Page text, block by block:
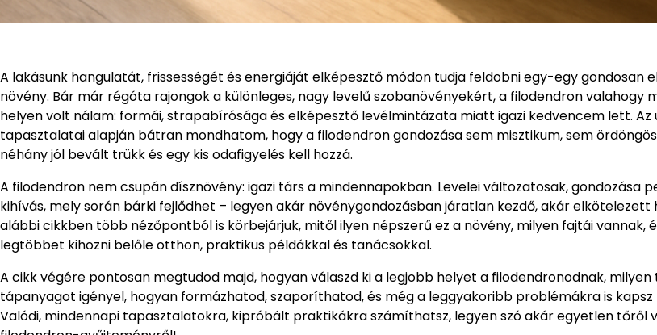
A lakásunk hangulatát, frissességét és energiáját elképesztő módon tudja feldobni egy-egy gondosan
növény. Bár már régóta rajongok a különleges, nagy levelű szobanövényekért, a filodendron valahogy
helyen volt nálam: formái, strapabírósága és elképesztő levélmintázata miatt igazi kedvencem lett. Az
tapasztalatai alapján bátran mondhatom, hogy a filodendron gondozása sem misztikum, sem
néhány jól bevált trükk és egy kis odafigyelés kell hozzá.
A filodendron nem csupán dísznövény: igazi társ a mindennapokban. Levelei változatosak, gondozása
kihívás, mely során bárki fejlődhet – legyen akár növénygondozásban járatlan kezdő, akár elkötelezett
alábbi cikkben több nézőpontból is körbejárjuk, mitől ilyen népszerű ez a növény, milyen fajtái vannak,
legtöbbet kihozni belőle otthon, praktikus példákkal és tanácsokkal.
A cikk végére pontosan megtudod majd, hogyan válaszd ki a legjobb helyet a filodendronodnak, milyen
tápanyagot igényel, hogyan formázhatod, szaporíthatod, és még a leggyakoribb problémákra is kapsz
Valódi, mindennapi tapasztalatokra, kipróbált praktikákra számíthatsz, legyen szó akár egyetlen tőről